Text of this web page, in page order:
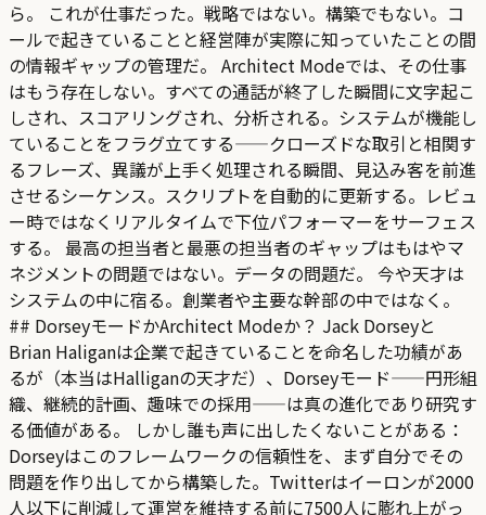
ら。 これが仕事だった。戦略ではない。構築でもない。コ
ールで起きていることと経営陣が実際に知っていたことの間
の情報ギャップの管理だ。 Architect Modeでは、その仕事
はもう存在しない。すべての通話が終了した瞬間に文字起こ
しされ、スコアリングされ、分析される。システムが機能し
ていることをフラグ立てする——クローズドな取引と相関す
るフレーズ、異議が上手く処理される瞬間、見込み客を前進
させるシーケンス。スクリプトを自動的に更新する。レビュ
ー時ではなくリアルタイムで下位パフォーマーをサーフェス
する。 最高の担当者と最悪の担当者のギャップはもはやマ
ネジメントの問題ではない。データの問題だ。 今や天才は
システムの中に宿る。創業者や主要な幹部の中ではなく。
## DorseyモードかArchitect Modeか？ Jack Dorseyと
Brian Haliganは企業で起きていることを命名した功績があ
るが（本当はHalliganの天才だ）、Dorseyモード——円形組
織、継続的計画、趣味での採用——は真の進化であり研究す
る価値がある。 しかし誰も声に出したくないことがある：
Dorseyはこのフレームワークの信頼性を、まず自分でその
問題を作り出してから構築した。Twitterはイーロンが2000
人以下に削減して運営を維持する前に7500人に膨れ上がっ